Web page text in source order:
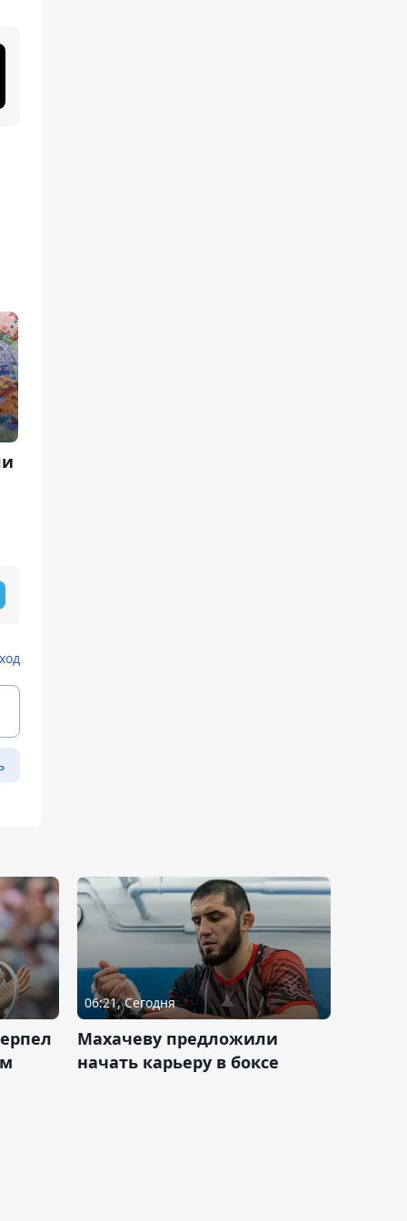
06:21, Сегодня
Махачеву предложили
начать карьеру в боксе